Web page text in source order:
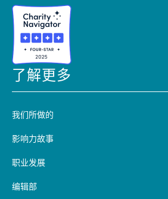
了解更多
我们所做的
影响力故事
职业发展
编辑部